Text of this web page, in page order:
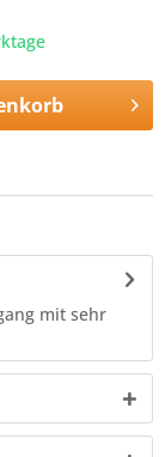
mit sehr